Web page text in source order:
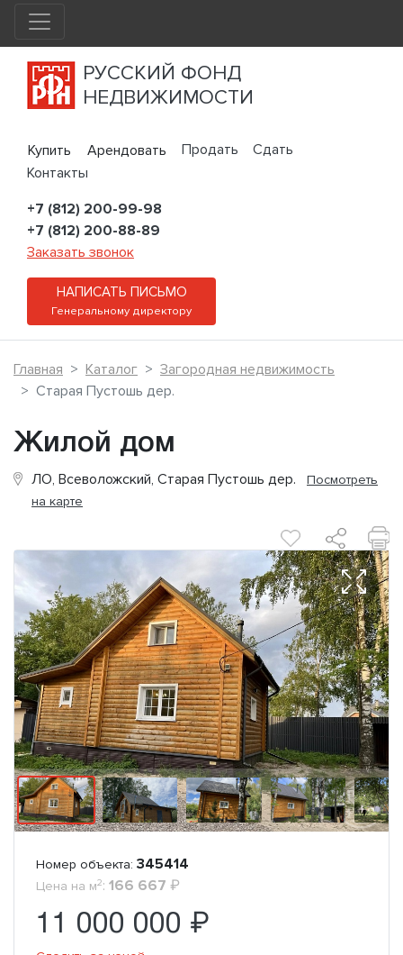
РУССКИЙ ФОНД
НЕДВИЖИМОСТИ
Купить Арендовать Продать
Сдать
Контакты
+7 (812) 200-99-98
+7 (812) 200-88-89
Заказать звонок
НАПИСАТЬ ПИСЬМО
Генеральному директору
Главная Каталог
Загородная недвижимость
Старая Пустошь дер.
Жилой дом
ЛО, Всеволожский, Старая Пустошь дер. Посмотреть
на карте
Номер объекта: 345414
Цена на м2: 166 667 ₽
11 000 000 ₽